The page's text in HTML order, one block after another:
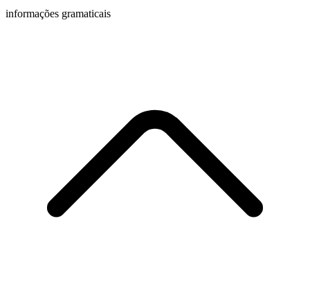
informações gramaticais